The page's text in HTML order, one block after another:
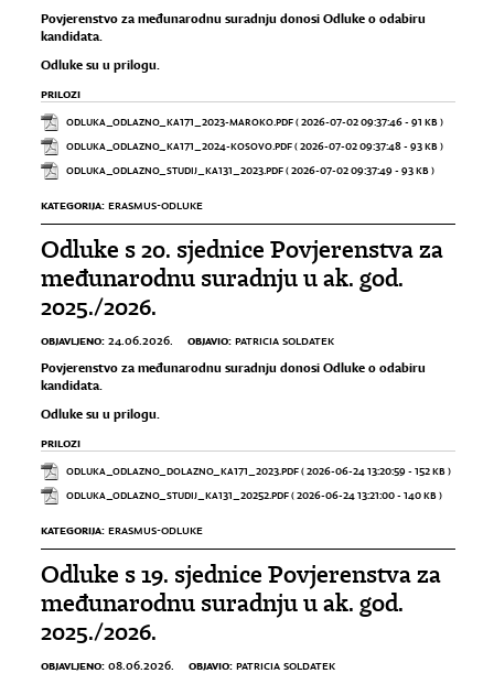
Povjerenstvo za međunarodnu suradnju donosi Odluke o odabiru
kandidata.
Odluke su u prilogu.
PRILOZI
ODLUKA_ODLAZNO_KA171_2023-MAROKO.PDF( 2026-07-02 09:37:46 - 91 KB )
ODLUKA_ODLAZNO_KA171_2024-KOSOVO.PDF( 2026-07-02 09:37:48 - 93 KB )
ODLUKA_ODLAZNO_STUDIJ_KA131_2023.PDF( 2026-07-02 09:37:49 - 93 KB )
KATEGORIJA: ERASMUS-ODLUKE
Odluke s 20. sjednice Povjerenstva za
međunarodnu suradnju u ak. god.
2025./2026.
OBJAVLJENO: 24.06.2026. OBJAVIO: PATRICIA SOLDATEK
Povjerenstvo za međunarodnu suradnju donosi Odluke o odabiru
kandidata.
Odluke su u prilogu.
PRILOZI
ODLUKA_ODLAZNO_DOLAZNO_KA171_2023.PDF( 2026-06-24 13:20:59 - 152 KB )
ODLUKA_ODLAZNO_STUDIJ_KA131_20252.PDF( 2026-06-24 13:21:00 - 140 KB )
KATEGORIJA: ERASMUS-ODLUKE
Odluke s 19. sjednice Povjerenstva za
međunarodnu suradnju u ak. god.
2025./2026.
OBJAVLJENO: 08.06.2026. OBJAVIO: PATRICIA SOLDATEK